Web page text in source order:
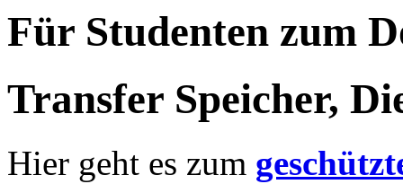
Für Studenten zum
Transfer Speicher,
Hier geht es zum